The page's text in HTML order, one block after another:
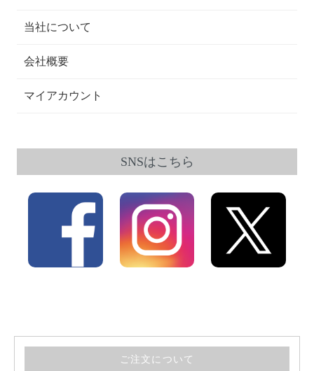
当社について
会社概要
マイアカウント
SNSはこちら
ご注文について